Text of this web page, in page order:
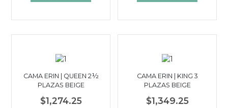
CAMA ERIN | QUEEN 2½
PLAZAS BEIGE
$1,274.25
CAMA ERIN | KING 3
PLAZAS BEIGE
$1,349.25